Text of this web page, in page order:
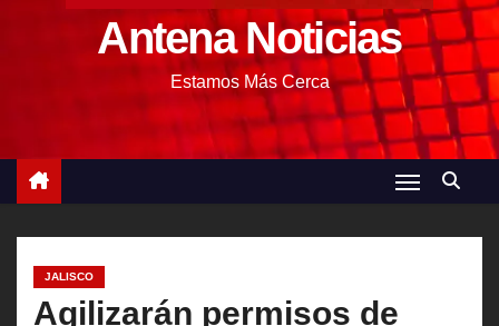
Antena Noticias
Estamos Más Cerca
JALISCO
Agilizarán permisos de